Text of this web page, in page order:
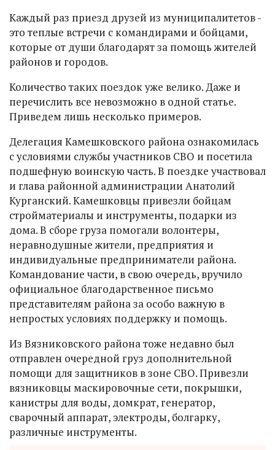
Каждый раз приезд друзей из муниципалитетов -
это теплые встречи с командирами и бойцами,
которые от души благодарят за помощь жителей
районов и городов.
Количество таких поездок уже велико. Даже и
перечислить все невозможно в одной статье.
Приведем лишь несколько примеров.
Делегация Камешковского района ознакомилась
с условиями службы участников СВО и посетила
подшефную воинскую часть. В поездке участвовал
и глава районной администрации Анатолий
Курганский. Камешковцы привезли бойцам
стройматериалы и инструменты, подарки из
дома. В сборе груза помогали волонтеры,
неравнодушные жители, предприятия и
индивидуальные предприниматели района.
Командование части, в свою очередь, вручило
официальное благодарственное письмо
представителям района за особо важную в
непростых условиях поддержку и помощь.
Из Вязниковского района тоже недавно был
отправлен очередной груз дополнительной
помощи для защитников в зоне СВО. Привезли
вязниковцы маскировочные сети, покрышки,
канистры для воды, домкрат, генератор,
сварочный аппарат, электроды, болгарку,
различные инструменты.